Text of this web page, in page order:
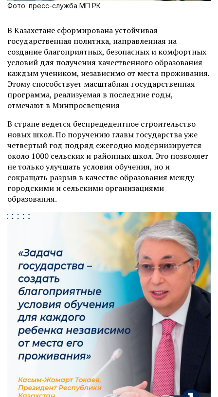
Фото: пресс-служба МП РК
В Казахстане сформирована устойчивая
государственная политика, направленная на
создание благоприятных, безопасных и комфортных
условий для получения качественного образования
каждым учеником, независимо от места проживания.
Этому способствует масштабная государственная
программа, реализуемая в последние годы,
отмечают в Минпросвещения
В стране ведется беспрецедентное строительство
новых школ. По поручению главы государства уже
четвертый год подряд ежегодно модернизируется
около 1000 сельских и районных школ. Это позволяет
не только улучшать условия обучения, но и
сокращать разрыв в качестве образования между
городскими и сельскими организациями
образования.